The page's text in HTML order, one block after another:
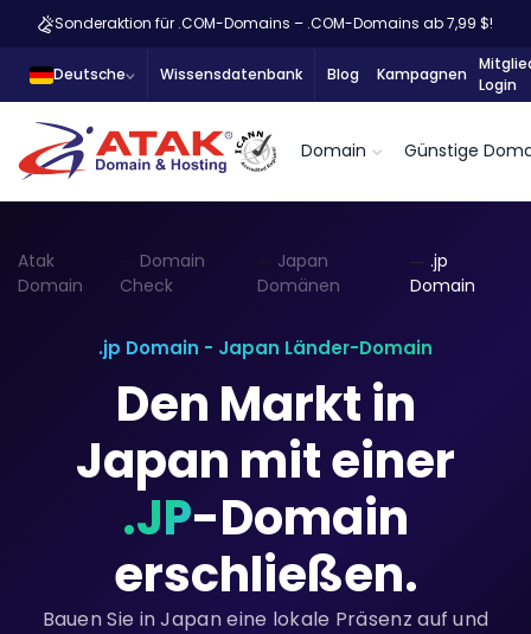
Sonderaktion für .COM-Domains – .COM-Domains ab 7,99 $!
Deutsche Wissensdatenbank Blog Kampagnen
Login
Domain Günstige
Atak
Domain
Domain
Check
Japan
Domänen
.jp
Domain
.jp Domain - Japan Länder-Domain
Den Markt in
Japan mit einer
.JP-Domain
erschließen.
Bauen Sie in Japan eine lokale Präsenz auf und